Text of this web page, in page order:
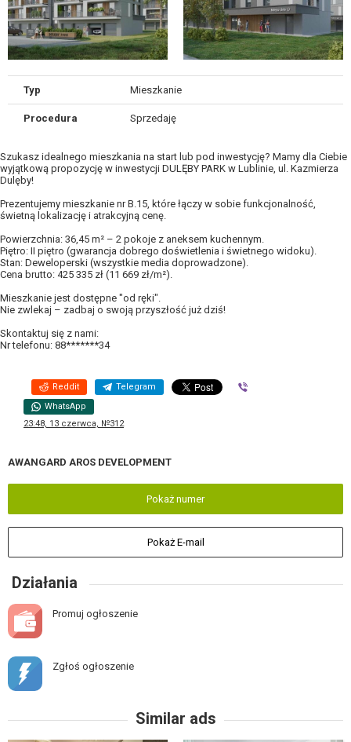
Typ Mieszkanie
Procedura Sprzedaję
Szukasz idealnego mieszkania na start lub pod inwestycję? Mamy dla Ciebie
wyjątkową propozycję w inwestycji DULĘBY PARK w Lublinie, ul. Kazmierza
Dulęby!
Prezentujemy mieszkanie nr B.15, które łączy w sobie funkcjonalność,
świetną lokalizację i atrakcyjną cenę.
Powierzchnia: 36,45 m² – 2 pokoje z aneksem kuchennym.
Piętro: II piętro (gwarancja dobrego doświetlenia i świetnego widoku).
Stan: Deweloperski (wszystkie media doprowadzone).
Cena brutto: 425 335 zł (11 669 zł/m²).
Mieszkanie jest dostępne "od ręki".
Nie zwlekaj – zadbaj o swoją przyszłość już dziś!
Skontaktuj się z nami:
Nr telefonu: 88*******34
Reddit Telegram
WhatsApp
23:48, 13 czerwca, №312
AWANGARD AROS DEVELOPMENT
Pokaż numer
Pokaż E-mail
Działania
Promuj ogłoszenie
Zgłoś ogłoszenie
Similar ads